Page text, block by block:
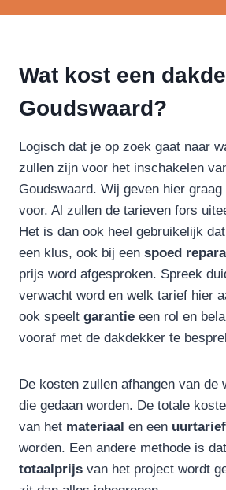
Wat kost een
Goudswaard?
Logisch dat je op zoek gaat naar
zullen zijn voor het inschakelen
Goudswaard. Wij geven hier
voor. Al zullen de tarieven fors
Het is dan ook heel gebruikelijk
een klus, ook bij een spoed
prijs word afgesproken. Spreek
verwacht word en welk tarief hier
ook speelt garantie een rol en
vooraf met de dakdekker te
De kosten zullen afhangen van de
die gedaan worden. De totale
van het materiaal en een uurtarief
worden. Een andere methode is
totaalprijs van het project wordt